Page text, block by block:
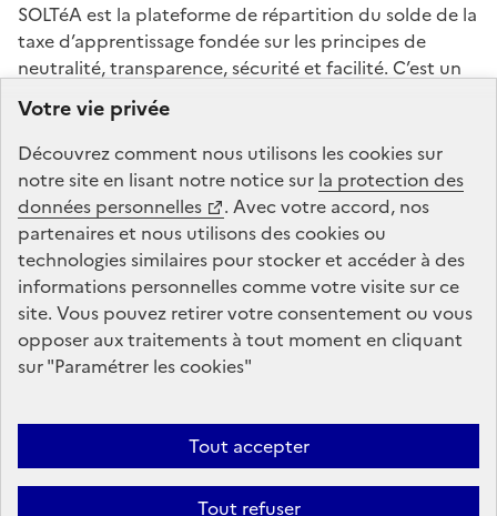
Votre vie privée
Découvrez comment nous utilisons lescookiessur
notre site en lisant notre notice sur la protection des
données personnelles
. Avec votre accord, nos
partenaires et nous utilisons descookiesou
technologies similaires pour stocker et accéder à des
informations personnelles comme votre visite sur ce
site. Vous pouvez retirer votre consentement ou vous
opposer aux traitements à tout moment en cliquant
sur "Paramétrer lescookies"
Tout accepter
Tout refuser
SOLTéA est la plateforme de répartition du solde de la
taxe d’apprentissage fondée sur les principes de
neutralité, transparence, sécurité et facilité. C’est un
service mandaté par les ministères chargés de
l’éducation et de l’enseignement supérieur. La Caisse
des Dépôts gère la plateforme de répartition du solde
de la taxe d’apprentissage : conception, animation,
maintenance, traitements informatiques et assistance
technique.
legifrance.gouv.fr
gouvernement.fr
service-public.fr
data.gouv.fr
Conditions Générales d’Utilisation
Données personnelles et cookies
Accessibilité : non conforme